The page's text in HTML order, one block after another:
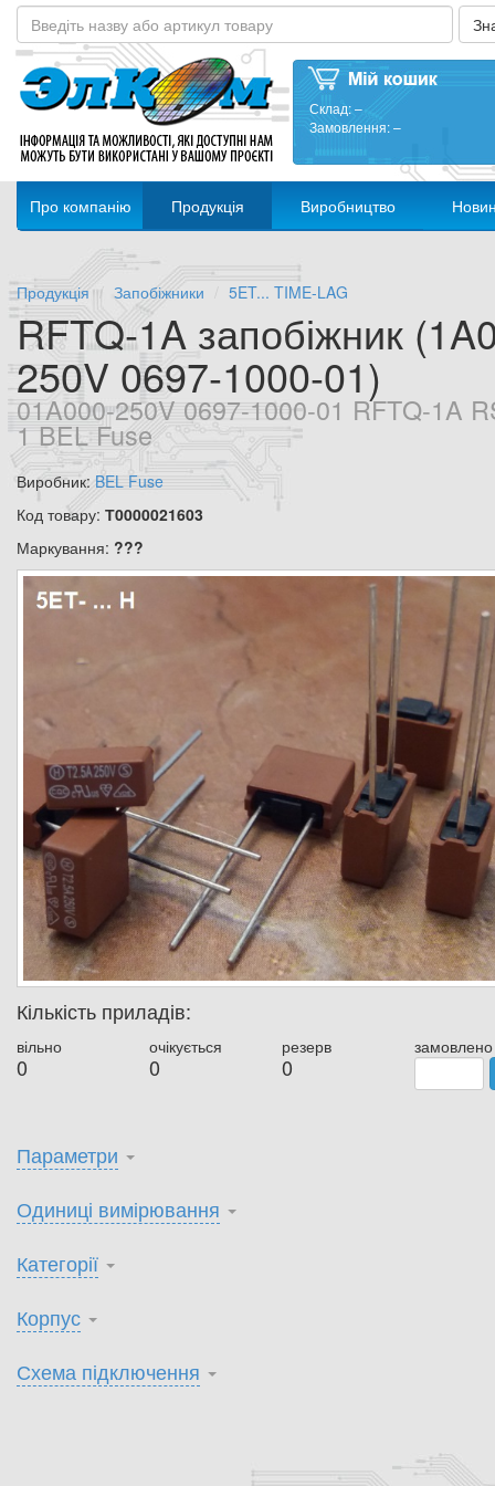
Склад:–
Замовлення:–
Про компанію Продукція Виробництво
Продукція Запобіжники 5ET... TIME-LAG
RFTQ-1A запобіжник
250V 0697-1000-01)
01A000-250V 0697-1000-01 RFTQ-1A
1 BEL Fuse
Виробник: BEL Fuse
Код товару: Т0000021603
Маркування: ???
Кількість приладів:
вільно
0
очікується
0
резерв
0
замовлено
Параметри
Одиниці вимірювання
Категорії
Корпус
Схема підключення